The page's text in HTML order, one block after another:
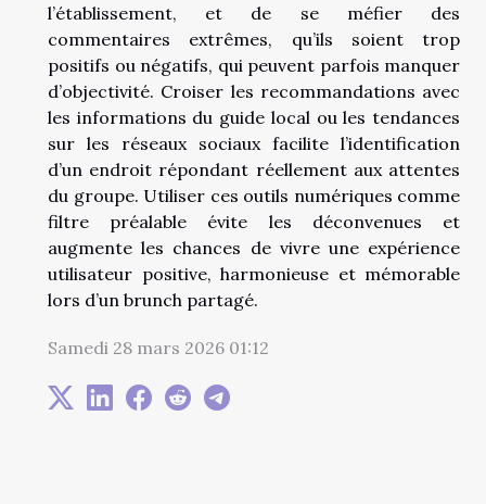
l’établissement, et de se méfier des
commentaires extrêmes, qu’ils soient trop
positifs ou négatifs, qui peuvent parfois manquer
d’objectivité. Croiser les recommandations avec
les informations du guide local ou les tendances
sur les réseaux sociaux facilite l’identification
d’un endroit répondant réellement aux attentes
du groupe. Utiliser ces outils numériques comme
filtre préalable évite les déconvenues et
augmente les chances de vivre une expérience
utilisateur positive, harmonieuse et mémorable
lors d’un brunch partagé.
Samedi 28 mars 2026 01:12